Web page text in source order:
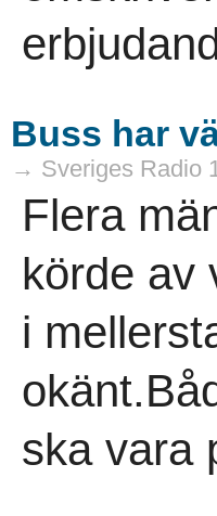
Buss har
→ Sveriges Radio
Flera
körde av
i
ska vara